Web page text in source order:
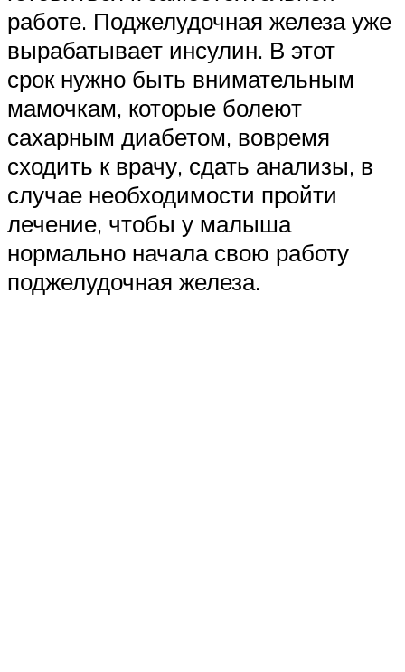
работе. Поджелудочная железа уже
вырабатывает инсулин. В этот
срок нужно быть внимательным
мамочкам, которые болеют
сахарным диабетом, вовремя
сходить к врачу, сдать анализы, в
случае необходимости пройти
лечение, чтобы у малыша
нормально начала свою работу
поджелудочная железа.